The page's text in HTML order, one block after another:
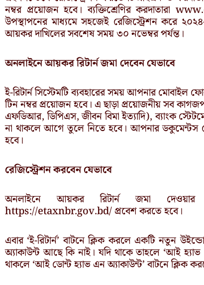
নম্বর প্রয়োজন হবে। ব্যক্তিশ্রেণির করদাতারা
উপস্থাপনের মাধ্যমে সহজেই রেজিস্ট্রেশন করে
আয়কর দাখিলের সবশেষ সময় ৩০ নভেম্বর পর্যন্ত।
অনলাইনে আয়কর রিটার্ন জমা দেবেন যেভাবে
ই-রিটার্ন সিস্টেমটি ব্যবহারের সময় আপনার মোবাইল
টিন নম্বর প্রয়োজন হবে। এ ছাড়া প্রয়োজনীয় সব
এফডিআর, ডিপিএস, জীবন বিমা ইত্যাদি), ব্যাংক
না থাকলে আগে তুলে নিতে হবে। আপনার ডকুমেন্টস
হবে।
রেজিস্ট্রেশন করবেন যেভাবে
অনলাইনে আয়কর রিটার্ন জমা দেওয়ার
https://etaxnbr.gov.bd/ প্রবেশ করতে হবে।
এবার ‘ই-রিটার্ন’ বাটনে ক্লিক করলে একটি নতুন
অ্যাকাউন্ট আছে কি নাই। যদি থাকে তাহলে ‘আই
থাকলে ‘আই ডোন্ট হ্যাভ এন অ্যাকাউন্ট’ বাটনে ক্লিক